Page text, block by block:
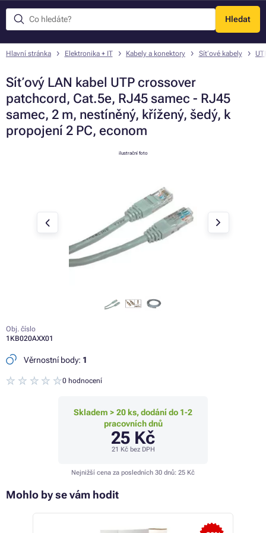
Hledat
Menu
Hlavní stránka Elektronika + IT Kabely a konektory Síťové kabely
Síťový LAN kabel UTP crossover
patchcord, Cat.5e, RJ45 samec - RJ45
samec, 2 m, nestíněný, křížený, šedý, k
propojení 2 PC, econom
ilustrační foto
Obj. číslo
1KB020AXX01
Věrnostní body: 1
0 hodnocení
Skladem > 20 ks, dodání do 1-2
pracovních dnů
25 Kč
21 Kčbez DPH
Nejnižší cena za posledních 30 dnů: 25 Kč
Mohlo by se vám hodit